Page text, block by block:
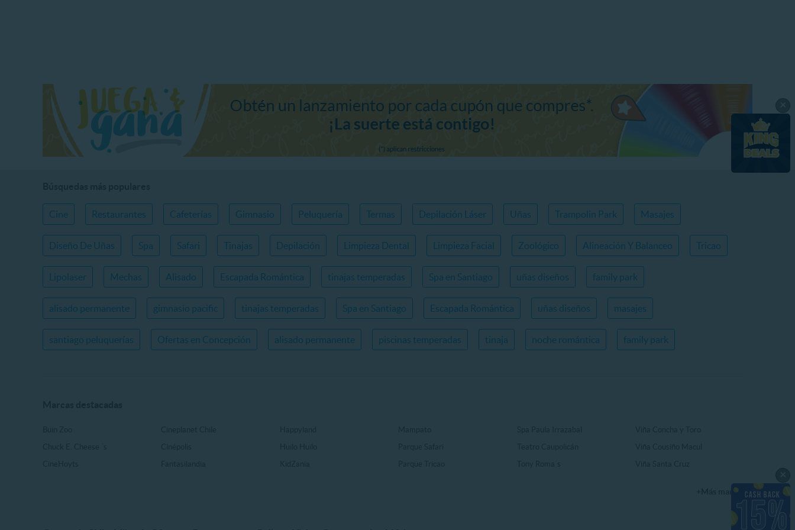
Cine Restaurantes Cafeterías Gimnasio Peluquería Termas Depilación Láser Uñas Trampolin Park Masajes
Diseño De Uñas Spa Safari Tinajas Depilación Limpieza Dental Limpieza Facial Zoológico Alineación Y Balanceo Tricao
Lipolaser Mechas Alisado Escapada Romántica tinajas temperadas Spa en Santiago uñas diseños family park
alisado permanente gimnasio pacific tinajas temperadas Spa en Santiago Escapada Romántica uñas diseños masajes
santiago peluquerías Ofertas en Concepción alisado permanente piscinas temperadas tinaja noche romántica family park
+Más marcas